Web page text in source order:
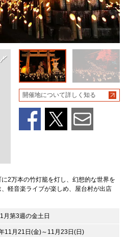
開催地について詳しく知る
2万本の竹灯籠を灯し、幻想的な世界を
軽音楽ライブが楽しめ、屋台村が出店
月第3週の金土日
11月21日(金)～11月23日(日)